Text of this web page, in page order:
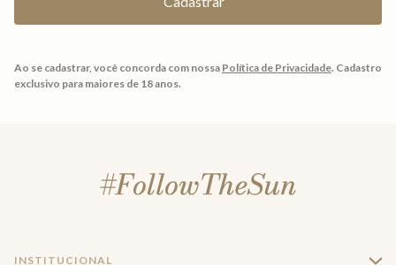
Ao se cadastrar, você concorda com nossa Política de Privacidade. Cadastro
exclusivo para maiores de 18 anos.
INSTITUCIONAL +